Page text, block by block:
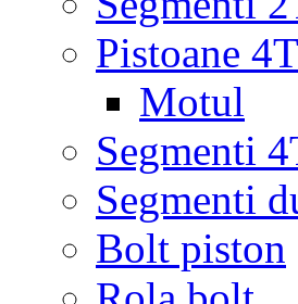
Pistoane 4T
Motul
Segmenti
Segmenti
Bolt piston